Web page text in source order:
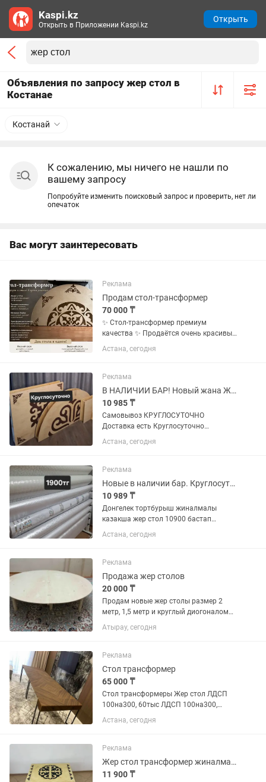
Объявления по запросу жер стол в
Костанае
Костанай
К сожалению, мы ничего не нашли по
вашему запросу
Попробуйте изменить поисковый запрос и проверить, нет ли
опечаток
Вас могут заинтересовать
Реклама
Продам стол-трансформер
70 000 ₸
✨ Стол-трансформер премиум
качества ✨ Продаётся очень красивый
и практичный стол-трансформер в
состоянии почти нового —
для гостей и больших семейных встреч,
но...
Астана, сегодня
Реклама
В НАЛИЧИИ БАР! Новый жана Жер стол Дастархан корпе Шакен Айманова 14/8
10 985 ₸
Самовывоз КРУГЛОСУТОЧНО
Доставка есть Круглосуточно
самовывоз Инстаграм: | Рассрочка
есть По Астане у нас самые низкие
стол: ПРЯМОУГОЛЬНЫЕ
(ТОРТБҰРЫШ)...
Астана, сегодня
Реклама
Новые в наличии бар. Круглосуточно Доставка Астана
10 989 ₸
Донгелек тортбурыш жиналмалы
казакша жер стол 10900 бастап
Круглосуточно Доставка через яндекс
индрайвер Ред рассрочка бар Астана
Астана, сегодня
Реклама
Продажа жер столов
20 000 ₸
Продам новые жер столы размер 2
метр, 1,5 метр и круглый диогоналом
1,3 метр. Складывается как чемодан.
Атырау, сегодня
Реклама
Стол трансформер
65 000 ₸
Стол трансформеры Жер стол ЛДСП
100на300, 60тыс ЛДСП 100на300,
65тыс ЛДСП с мет ножками. 100на300,
85тыс ЛДСП с мет ножками 100на400,
100на400, 130тыс Круглый стол...
Астана, сегодня
Реклама
Жер стол трансформер жиналмалы жозы
11 900 ₸
Kaspi.kz
Открыть в Приложении Kaspi.kz
Открыть